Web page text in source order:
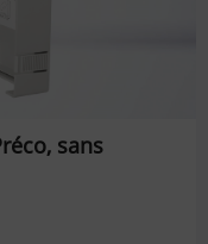
sans